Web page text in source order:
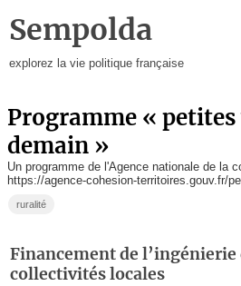
Sempolda
explorez la vie politique française
programme « petites villes de
demain »
Un programme de l'Agence nationale de la
https://agence-cohesion-territoires.gouv.fr/
ruralité
Financement de l’ingénierie
collectivités locales